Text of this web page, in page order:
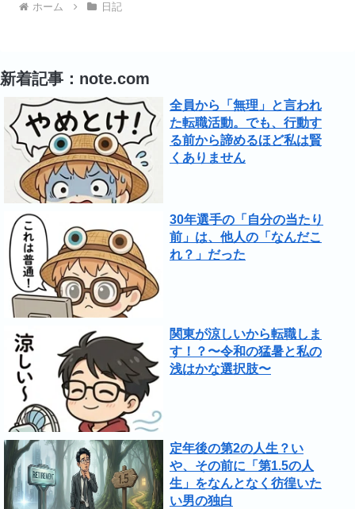
ホーム 日記
新着記事：note.com
全員から「無理」と言われ
た転職活動。でも、行動す
る前から諦めるほど私は賢
くありません
30年選手の「自分の当たり
前」は、他人の「なんだこ
れ？」だった
関東が涼しいから転職しま
す！？〜令和の猛暑と私の
浅はかな選択肢〜
定年後の第2の人生？い
や、その前に「第1.5の人
生」をなんとなく彷徨いた
い男の独白